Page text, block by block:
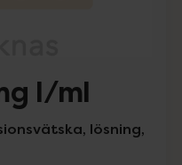
I/ml
lösning,